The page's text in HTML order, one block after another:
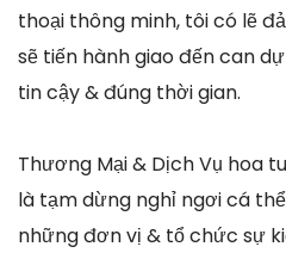
thoại thông minh, tôi có lẽ
sẽ tiến hành giao đến can
tin cậy & đúng thời gian.
Thương Mại & Dịch Vụ hoa
là tạm dừng nghỉ ngơi cá
những đơn vị & tổ chức sự